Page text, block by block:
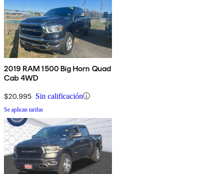
2019 RAM 1500 Big Horn Quad
Cab 4WD
$20,995 Sin calificación
Se aplican tarifas